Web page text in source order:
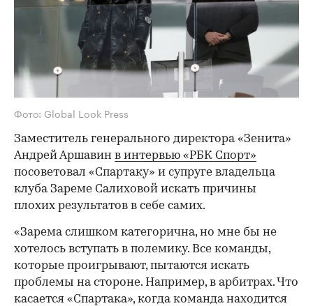
Фото: Global Look Press
Заместитель генерального директора «Зенита»
Андрей Аршавин в интервью «РБК Спорт»
посоветовал «Спартаку» и супруге владельца
клуба Зареме Салиховой искать причины
плохих результатов в себе самих.
«Зарема слишком категорична, но мне бы не
хотелось вступать в полемику. Все команды,
которые проигрывают, пытаются искать
проблемы на стороне. Например, в арбитрах. Что
касается «Спартака», когда команда находится